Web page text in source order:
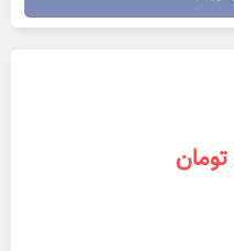
تومان